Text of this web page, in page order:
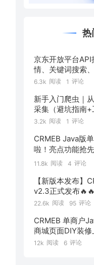
热
京东开放平台
情、关键词搜索
6.3k 阅读 1 评论
新手入门爬虫｜
采集（避坑指南+
3.2k 阅读 1 评论
CRMEB Java版
啦！亮点功能抢
11.8k 阅读 4 评论
【新版本发布】
v2.3正式发布🔥🔥
22.6k 阅读 95 评论
CRMEB 单商户
商城页面DIY装修
12k 阅读 6 评论